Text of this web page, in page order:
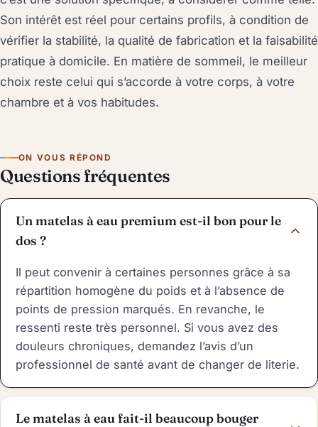
Son intérêt est réel pour certains profils, à condition de
vérifier la stabilité, la qualité de fabrication et la faisabilité
pratique à domicile. En matière de sommeil, le meilleur
choix reste celui qui s’accorde à votre corps, à votre
chambre et à vos habitudes.
ON VOUS RÉPOND
Questions fréquentes
Un matelas à eau premium est-il bon pour le
dos ?
Il peut convenir à certaines personnes grâce à sa
répartition homogène du poids et à l’absence de
points de pression marqués. En revanche, le
ressenti reste très personnel. Si vous avez des
douleurs chroniques, demandez l’avis d’un
professionnel de santé avant de changer de literie.
Le matelas à eau fait-il beaucoup bouger